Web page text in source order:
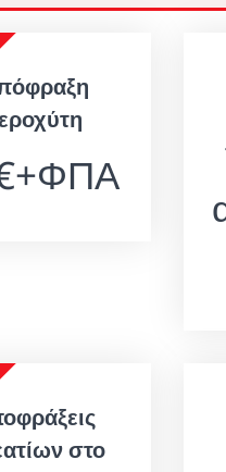
στο